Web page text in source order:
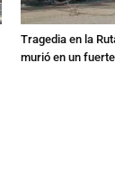
Tragedia en la
murió en un